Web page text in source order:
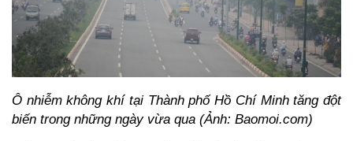
Ô nhiễm không khí tại Thành phố Hồ Chí Minh tăng đột
biến trong những ngày vừa qua (Ảnh: Baomoi.com)